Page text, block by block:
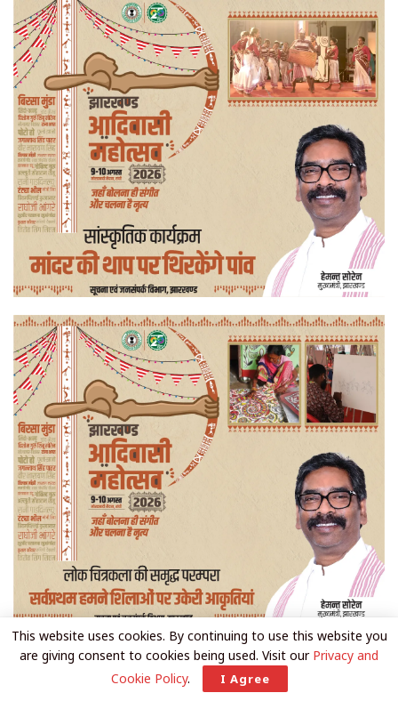
This website uses cookies. By continuing to use this website you
are giving consent to cookies being used. Visit our Privacy and
Cookie Policy. I Agree